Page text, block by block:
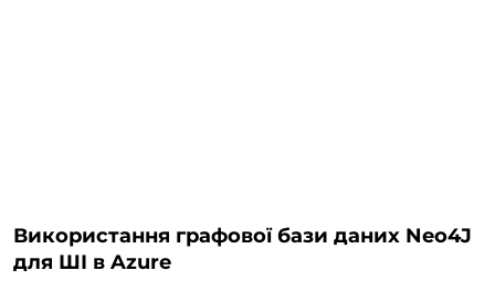
Використання графової бази даних Neo4J
для ШІ в Azure